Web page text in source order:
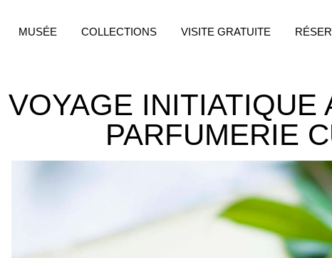
MUSÉE COLLECTIONS VISITE GRATUITE
VOYAGE
PARFUMERIE